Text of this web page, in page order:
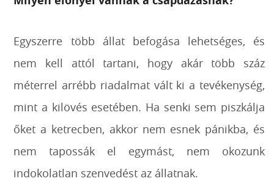
Egyszerre több állat befogása lehetséges, és
nem kell attól tartani, hogy akár több száz
méterrel arrébb riadalmat vált ki a tevékenység,
mint a kilövés esetében. Ha senki sem piszkálja
őket a ketrecben, akkor nem esnek pánikba, és
nem tapossák el egymást, nem okozunk
indokolatlan szenvedést az állatnak.